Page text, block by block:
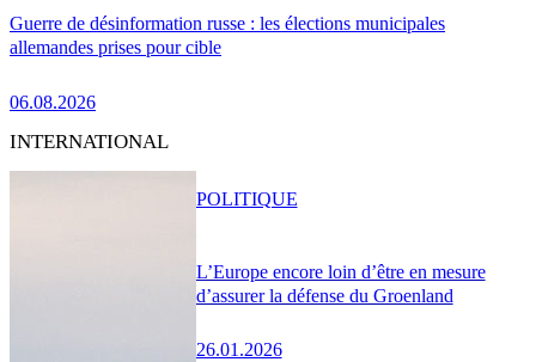
Guerre de désinformation russe : les élections municipales
allemandes prises pour cible
06.08.2026
INTERNATIONAL
L’Europe encore loin d’être en mesure
d’assurer la défense du Groenland
26.01.2026
POLITIQUE